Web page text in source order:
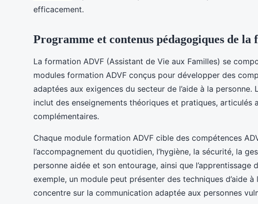
efficacement.
Programme et contenus pédagogiques de la
La formation ADVF (Assistant de Vie aux Familles) se
modules formation ADVF conçus pour développer des
adaptées aux exigences du secteur de l’aide à la
inclut des enseignements théoriques et pratiques, articulés
complémentaires.
Chaque module formation ADVF cible des compétences
l’accompagnement du quotidien, l’hygiène, la sécurité, la
personne aidée et son entourage, ainsi que l’apprentissage
exemple, un module peut présenter des techniques d’aide
concentre sur la communication adaptée aux personnes